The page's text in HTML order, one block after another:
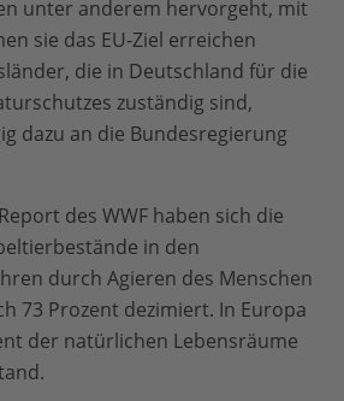
unter anderem hervorgeht, mit
sie das EU-Ziel erreichen
die in Deutschland für die
zuständig sind,
dazu an die Bundesregierung
des WWF haben sich die
in den
durch Agieren des Menschen
73 Prozent dezimiert. In Europa
der natürlichen Lebensräume